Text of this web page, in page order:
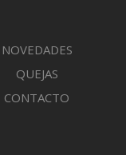
NOVEDADES
QUEJAS
CONTACTO